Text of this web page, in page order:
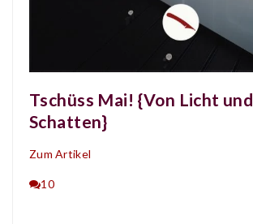
Tschüss Mai! {Von Licht und
Schatten}
Zum Artikel
10